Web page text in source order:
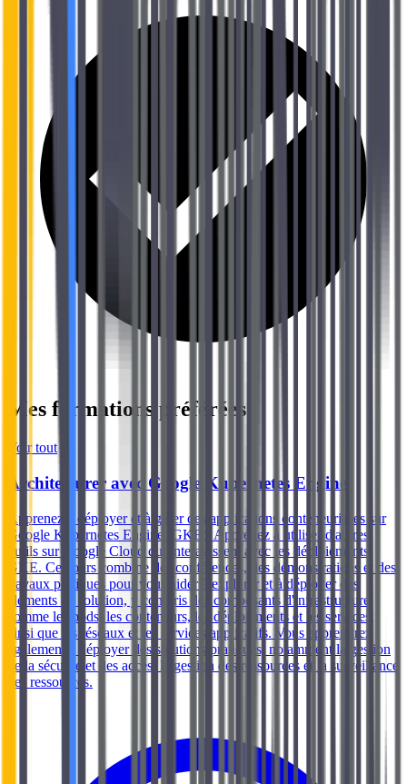
Mes formations préférées
Voir tout
Architecturer avec Google Kubernetes Engine
Apprenez à déployer et à gérer des applications conteneurisées sur
Google Kubernetes Engine (GKE). Apprenez à utiliser d'autres
outils sur Google Cloud qui interagissent avec les déploiements
GKE. Ce cours combine des conférences, des démonstrations et des
travaux pratiques pour vous aider à explorer et à déployer des
éléments de solution, y compris des composants d'infrastructure
comme les pods, les conteneurs, les déploiements et les services,
ainsi que les réseaux et les services applicatifs. Vous apprendrez
également à déployer des solutions pratiques, notamment la gestion
de la sécurité et des accès, la gestion des ressources et la surveillance
des ressources.